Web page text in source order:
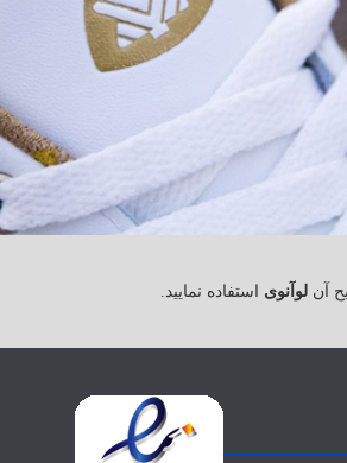
آن لوآنوی استفاده نمایید.